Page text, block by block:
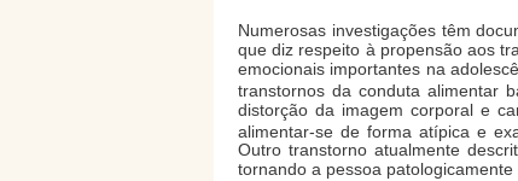
Numerosas investigações têm
que diz respeito à propensão aos
emocionais importantes na
transtornos da conduta alimentar
distorção da imagem corporal e
alimentar-se de forma atípica e
Outro transtorno atualmente
tornando a pessoa